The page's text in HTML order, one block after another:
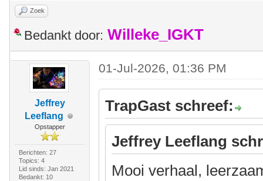
Zoek
Bedankt door: Willeke_IGKT
Jeffrey
Leeflang
Opstapper
Berichten: 27
Topics: 4
Lid sinds: Jan 2021
Bedankt: 10
01-Jul-2026, 01:36 PM
TrapGast schreef:
Jeffrey Leeflang
Mooi verhaal,